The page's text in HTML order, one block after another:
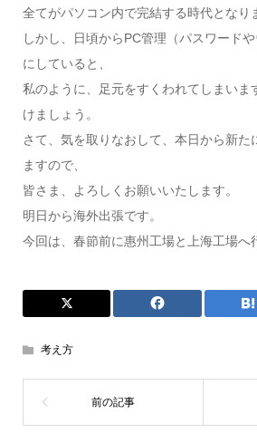
全てがパソコン内で完結する時代となり
しかし、日頃からPC管理（パスワード
にしていると、
私のように、足元をすくわれてしまいま
けましょう。
さて、気を取りなおして、本日から新た
ますので、
皆さま、よろしくお願いいたします。
明日から海外出張です。
今回は、春節前に惠州工場と上海工場へ
考え方